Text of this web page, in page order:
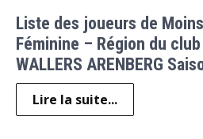
Liste des joueurs de
Féminine – Région du
WALLERS ARENBERG
Lire la suite...